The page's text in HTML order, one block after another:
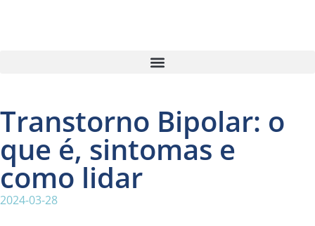
Transtorno Bipolar: o
que é, sintomas e
como lidar
2024-03-28